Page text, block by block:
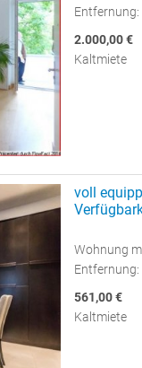
Entfernung:
2.000,00 €
Kaltmiete
voll
Wohnung
Entfernung:
561,00 €
Kaltmiete